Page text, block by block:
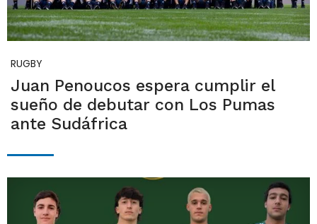
RUGBY
Juan Penoucos espera cumplir el
sueño de debutar con Los Pumas
ante Sudáfrica